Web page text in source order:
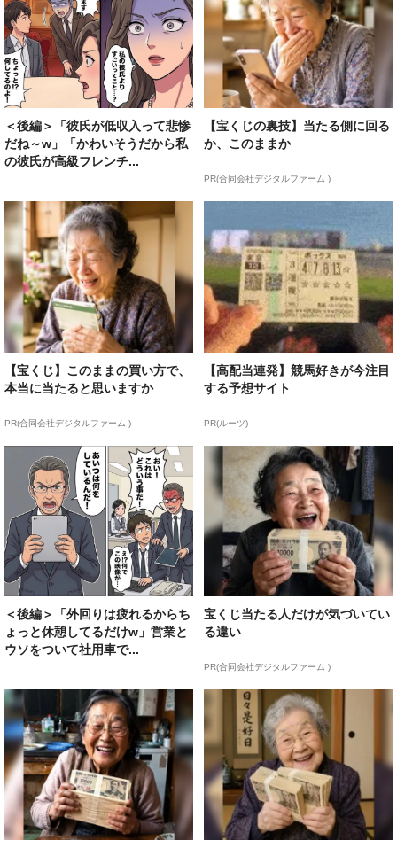
＜後編＞「彼氏が低収入って悲惨
だね～w」「かわいそうだから私
の彼氏が高級フレンチ...
【宝くじの裏技】当たる側に回る
か、このままか
PR(合同会社デジタルファーム )
【宝くじ】このままの買い方で、
本当に当たると思いますか
PR(合同会社デジタルファーム )
【高配当連発】競馬好きが今注目
する予想サイト
PR(ルーツ)
＜後編＞「外回りは疲れるからち
ょっと休憩してるだけw」営業と
ウソをついて社用車で...
宝くじ当たる人だけが気づいてい
る違い
PR(合同会社デジタルファーム )